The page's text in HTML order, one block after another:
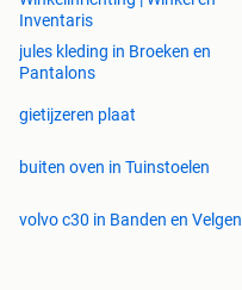
Inventaris
jules kleding in Broeken en
Pantalons
gietijzeren plaat
buiten oven in Tuinstoelen
volvo c30 in Banden en Velgen